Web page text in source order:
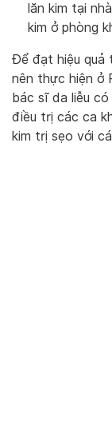
lăn kim tại
kim ở phòng
Để đạt hiệu quả
nên thực hiện ở
bác sĩ da liễu
điều trị các ca
kim trị sẹo với